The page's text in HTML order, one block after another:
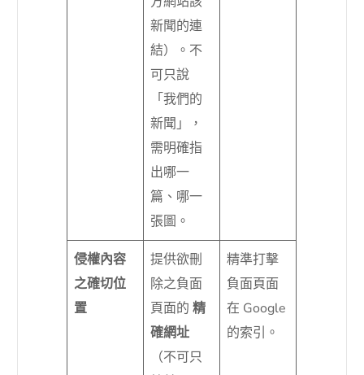
新聞的連
結）。不
可只說
「我們的
新聞」，
需明確指
出哪一
篇、哪一
張圖。
侵權內容
之確切位
置
提供欲刪
除之負面
頁面的精
確網址
（不可只
精準打擊
負面頁面
在 Google
的索引。